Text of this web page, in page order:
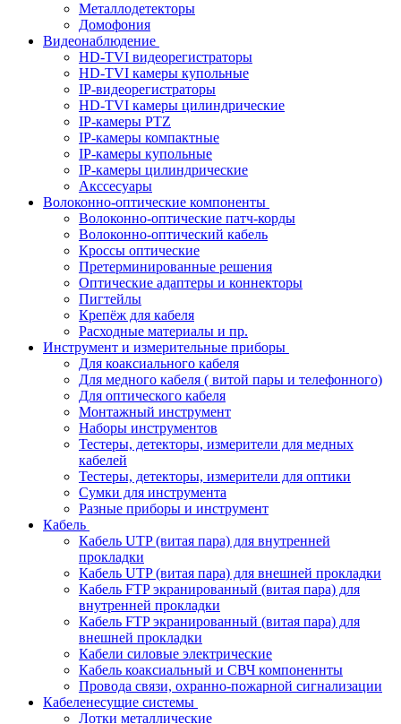
Металлодетекторы
Домофония
Видеонаблюдение
HD-TVI видеорегистраторы
HD-TVI камеры купольные
IP-видеорегистраторы
HD-TVI камеры цилиндрические
IP-камеры PTZ
IP-камеры компактные
IP-камеры купольные
IP-камеры цилиндрические
Акссесуары
Волоконно-оптические компоненты
Волоконно-оптические патч-корды
Волоконно-оптический кабель
Кроссы оптические
Претерминированные решения
Оптические адаптеры и коннекторы
Пигтейлы
Крепёж для кабеля
Расходные материалы и пр.
Инструмент и измерительные приборы
Для коаксиального кабеля
Для медного кабеля ( витой пары и телефонного)
Для оптического кабеля
Монтажный инструмент
Наборы инструментов
Тестеры, детекторы, измерители для медных
кабелей
Тестеры, детекторы, измерители для оптики
Сумки для инструмента
Разные приборы и инструмент
Кабель
Кабель UTP (витая пара) для внутренней
прокладки
Кабель UTP (витая пара) для внешней прокладки
Кабель FTP экранированный (витая пара) для
внутренней прокладки
Кабель FTP экранированный (витая пара) для
внешней прокладки
Кабели силовые электрические
Кабель коаксиальный и СВЧ компоненнты
Провода связи, охранно-пожарной сигнализации
Кабеленесущие системы
Лотки металлические